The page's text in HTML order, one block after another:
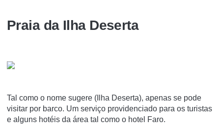
Praia da Ilha Deserta
Tal como o nome sugere (Ilha Deserta), apenas se pode
visitar por barco. Um serviço providenciado para os turistas
e alguns hotéis da área tal como o hotel Faro.